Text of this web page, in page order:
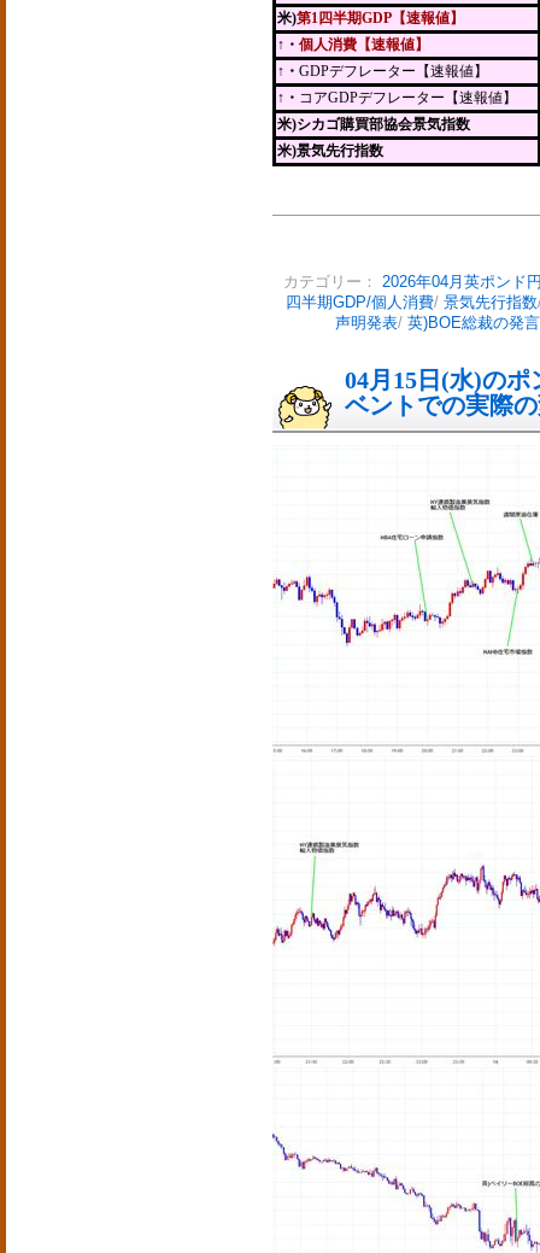
米)第1四半期GDP【速報値】
↑・ 個人消費【速報値】
↑・ GDPデフレーター【速報値】
↑・ コアGDPデフレーター【速報値】
米)シカゴ購買部協会景気指数
米)景気先行指数
カテゴリー： 2026年04月英ポンド
四半期GDP/個人消費/ 景気先行指数
声明発表/ 英)BOE総裁の発言
04月15日(水)の
ベントでの実際